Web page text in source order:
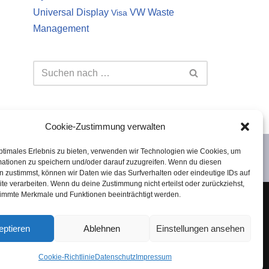
Cookie-Zustimmung verwalten
Erlebnis zu bieten, verwenden wir Technologien wie Cookies, um
zu speichern und/oder darauf zuzugreifen. Wenn du diesen
zustimmst, können wir Daten wie das Surfverhalten oder eindeutige IDs auf
verarbeiten. Wenn du deine Zustimmung nicht erteilst oder zurückziehst,
Merkmale und Funktionen beeinträchtigt werden.
Ablehnen Einstellungen ansehen
Cookie-Richtlinie DatenschutzImpressum
Universal Display Visa VW Waste
Management
sich lediglich um meine persönliche Meinung.
in Aktien oder andere Wertpapiere
Haftung übernommen.